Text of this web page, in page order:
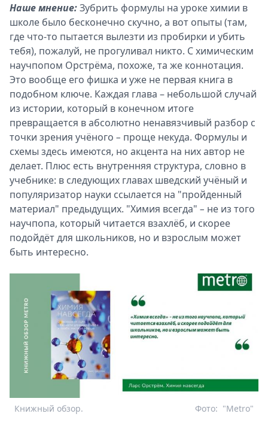
Наше мнение:Зубрить формулы на уроке химии в
школе было бесконечно скучно, а вот опыты (там,
где что-то пытается вылезти из пробирки и убить
тебя), пожалуй, не прогуливал никто. С химическим
научпопом Орстрёма, похоже, та же коннотация.
Это вообще его фишка и уже не первая книга в
подобном ключе. Каждая глава – небольшой случай
из истории, который в конечном итоге
превращается в абсолютно ненавязчивый разбор с
точки зрения учёного – проще некуда. Формулы и
схемы здесь имеются, но акцента на них автор не
делает. Плюс есть внутренняя структура, словно в
учебнике: в следующих главах шведский учёный и
популяризатор науки ссылается на "пройденный
материал" предыдущих. "Химия всегда" – не из того
научпопа, который читается взахлёб, и скорее
подойдёт для школьников, но и взрослым может
быть интересно.
Книжный обзор. "Metro"
Фото: